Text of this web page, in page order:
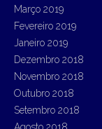
Março 2019
Fevereiro 2019
Janeiro 2019
Dezembro 2018
Novembro 2018
Outubro 2018
Setembro 2018